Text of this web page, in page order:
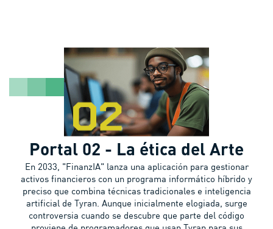
Portal 02 - La ética del Arte
En 2033, "FinanzIA" lanza una aplicación para gestionar
activos financieros con un programa informático híbrido y
preciso que combina técnicas tradicionales e inteligencia
artificial de Tyran. Aunque inicialmente elogiada, surge
controversia cuando se descubre que parte del código